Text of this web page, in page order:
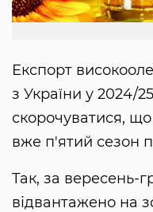
Експорт
з України у 2024/
скорочуватися,
вже п'ятий сезон
Так, за вересень-
відвантажено на